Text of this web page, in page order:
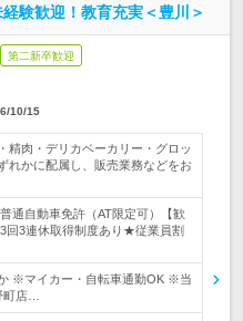
験歓迎！教育充実＜豊川＞
第二新卒歓迎
10/15
精肉・デリカベーカリー・グロッ
れかに配属し、販売業務などをお
通自動車免許（AT限定可）【歓
3連休取得制度あり★従業員割
※マイカー・自転車通勤OK ※当
店…